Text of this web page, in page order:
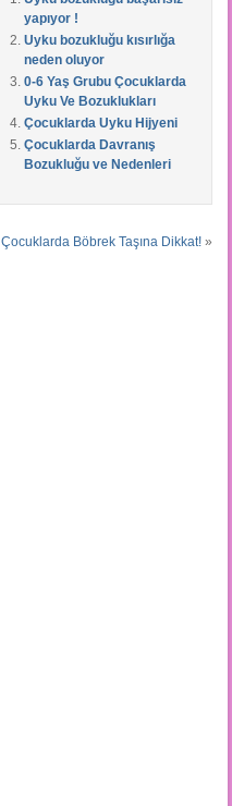
yapıyor !
Uyku bozukluğu kısırlığa
neden oluyor
0-6 Yaş Grubu Çocuklarda
Uyku Ve Bozuklukları
Çocuklarda Uyku Hijyeni
Çocuklarda Davranış
Bozukluğu ve Nedenleri
Çocuklarda Böbrek Taşına Dikkat! »